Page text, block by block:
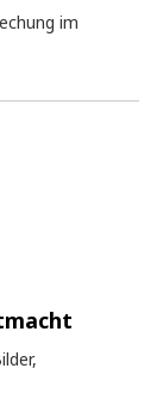
im